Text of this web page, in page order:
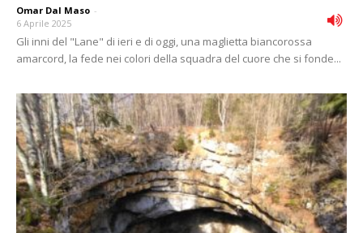
Omar Dal Maso -
6 Aprile 2025
Gli inni del "Lane" di ieri e di oggi, una maglietta biancorossa
amarcord, la fede nei colori della squadra del cuore che si fonde...